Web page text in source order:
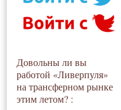
Довольны ли вы
работой «Ливерпуля»
на трансферном рынке
этим летом? :